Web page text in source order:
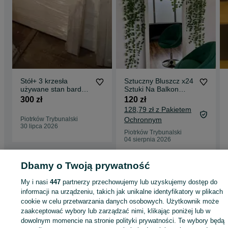
Stół+ 3 krzesła
używane stan bardzo
dobry
300 zł
Piotrków Trybunalski
30 lipca 2026
Sztuczny Bluszcz x24
Sztuki Na Balkon
Girlanda Sztuczne
Liście 50 M
120 zł
128,79 zł z Pakietem
Ochronnym
Piotrków Trybunalski
04 sierpnia 2026
Strona główna Dom i Ogród Ogród
Zestawy mebli - Łódzkie
Zestawy mebli - Piotrków Trybunalski
KATEGORIA
Dbamy o Twoją prywatność
My i nasi447 partnerzy przechowujemy lub uzyskujemy dostęp do
informacji na urządzeniu, takich jak unikalne identyfikatory w plikach
cookie w celu przetwarzania danych osobowych. Użytkownik może
zaakceptować wybory lub zarządzać nimi, klikając poniżej lub w
dowolnym momencie na stronie polityki prywatności. Te wybory będą